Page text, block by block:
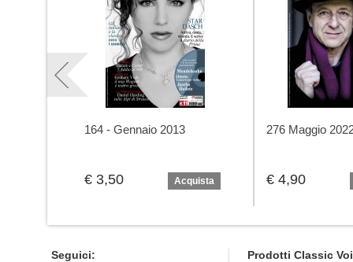
164 - Gennaio 2013
€ 3,50 Acquista
276 Maggio
€ 4,90
Seguici: Prodotti Classic